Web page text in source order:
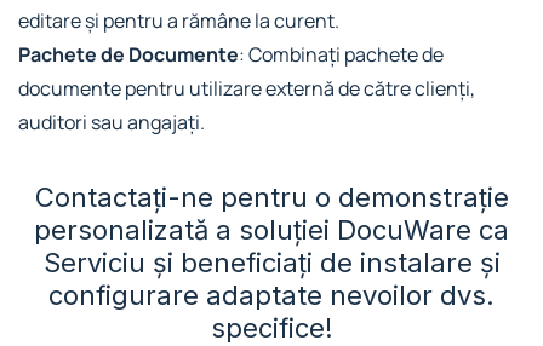
editare și pentru a rămâne la curent.
Pachete de Documente: Combinați pachete de
documente pentru utilizare externă de către clienți,
auditori sau angajați.
Contactați-ne pentru o demonstrație
personalizată a soluției DocuWare ca
Serviciu și beneficiați de instalare și
configurare adaptate nevoilor dvs.
specifice!